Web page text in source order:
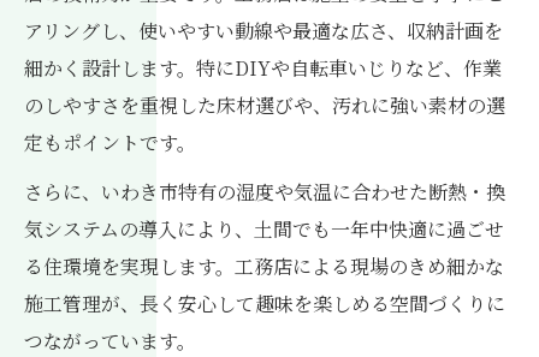
アリングし、使いやすい動線や最適な広さ、収納計画を
細かく設計します。特にDIYや自転車いじりなど、作業
のしやすさを重視した床材選びや、汚れに強い素材の選
定もポイントです。
さらに、いわき市特有の湿度や気温に合わせた断熱・換
気システムの導入により、土間でも一年中快適に過ごせ
る住環境を実現します。工務店による現場のきめ細かな
施工管理が、長く安心して趣味を楽しめる空間づくりに
つながっています。